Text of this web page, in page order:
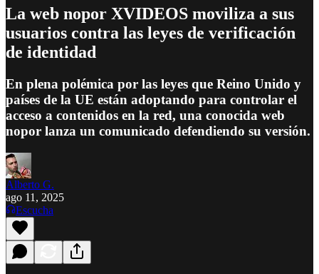
La web nopor XVIDEOS moviliza a sus
usuarios contra las leyes de verificación
de identidad
En plena polémica por las leyes que Reino Unido y
países de la UE están adoptando para controlar el
acceso a contenidos en la red, una conocida web
nopor lanza un comunicado defendiendo su versión.
Alberto G.
ago 11, 2025
Escucha